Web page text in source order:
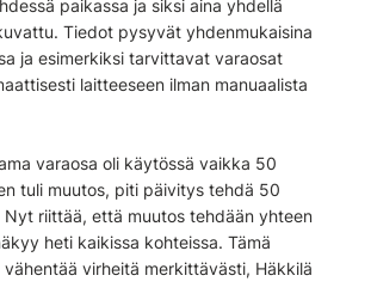
paikassa ja siksi aina yhdellä
Tiedot pysyvät yhdenmukaisina
ja esimerkiksi tarvittavat varaosat
laitteeseen ilman manuaalista
varaosa oli käytössä vaikka 50
tuli muutos, piti päivitys tehdä 50
Nyt riittää, että muutos tehdään yhteen
heti kaikissa kohteissa. Tämä
vähentää virheitä merkittävästi, Häkkilä